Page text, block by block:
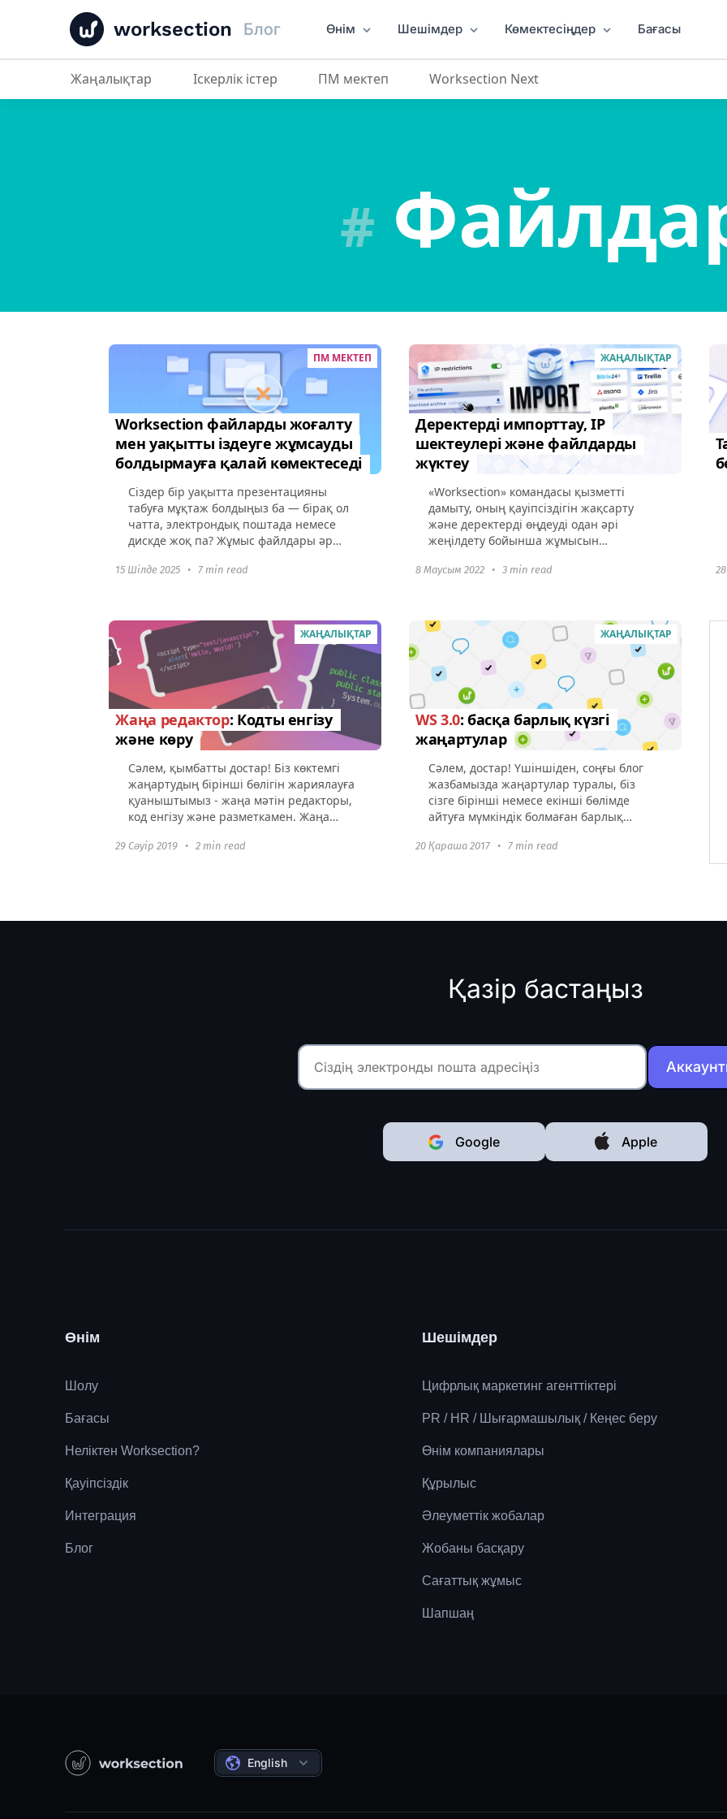
worksection Блог Өнім Шешімдер Көмектесіңдер Бағасы
Жаңалықтар Іскерлік істер ПМ мектеп Worksection Next
#
ПМ МЕКТЕП
Worksection файларды жоғалту
мен уақытты іздеуге жұмсауды
болдырмауға қалай көмектеседі
Сіздер бір уақытта презентацияны
табуға мұқтаж болдыңыз ба — бірақ ол
чатта, электрондық поштада немесе
дискде жоқ па? Жұмыс файлдары әр
мессенджерлерде, Google Дискде,
15 Шілде 2025 • 7 min read
ЖАҢАЛЫҚТАР
Деректерді импорттау, IP
шектеулері және файлдарды
жүктеу
«Worksection» командасы қызметті
дамыту, оның қауіпсіздігін жақсарту
және деректерді өңдеуді одан әрі
жеңілдету бойынша жұмысын
жағдайларда. Соңғы уақытта, басқа
8 Маусым 2022 • 3 min read
ЖАҢАЛЫҚТАР
Жаңа редактор: Кодты енгізу
және көру
Сәлем, қымбатты достар! Біз көктемгі
жаңартудың бірінші бөлігін жариялауға
қуаныштымыз - жаңа мәтін редакторы,
код енгізу және разметкамен. Жаңа
байқалмайтын, бірақ
29 Сәуір 2019 •2 min read
ЖАҢАЛЫҚТАР
WS 3.0: басқа барлық күзгі
жаңартулар
Сәлем, достар! Үшіншіден, соңғы блог
жазбамызда жаңартулар туралы, біз
сізге бірінші немесе екінші бөлімде
айтуға мүмкіндік болмаған барлық
тізім Неге біз оны жалпы тізім...
20 Қараша 2017 • 7 min read
Қазір бастаңыз
Google Apple
Өнім
Шолу
Бағасы
Неліктен Worksection?
Қауіпсіздік
Интеграция
Блог
Шешімдер
Цифрлық маркетинг агенттіктері
PR / HR / Шығармашылық / Кеңес беру
Өнім компаниялары
Құрылыс
Әлеуметтік жобалар
Жобаны басқару
Сағаттық жұмыс
Шапшаң
English